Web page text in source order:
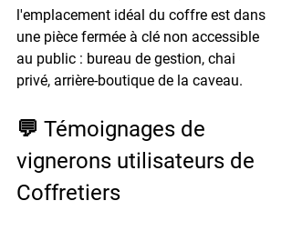
l'emplacement idéal du coffre est dans
une pièce fermée à clé non accessible
au public : bureau de gestion, chai
privé, arrière-boutique de la caveau.
💬 Témoignages de
vignerons utilisateurs de
Coffretiers